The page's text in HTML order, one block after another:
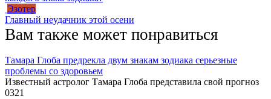
Эзотер
Главный неудачник этой осени
Вам также может понравиться
Тамара Глоба предрекла двум знакам зодиака серьезные
проблемы со здоровьем
Известный астролог Тамара Глоба представила свой прогноз
0321